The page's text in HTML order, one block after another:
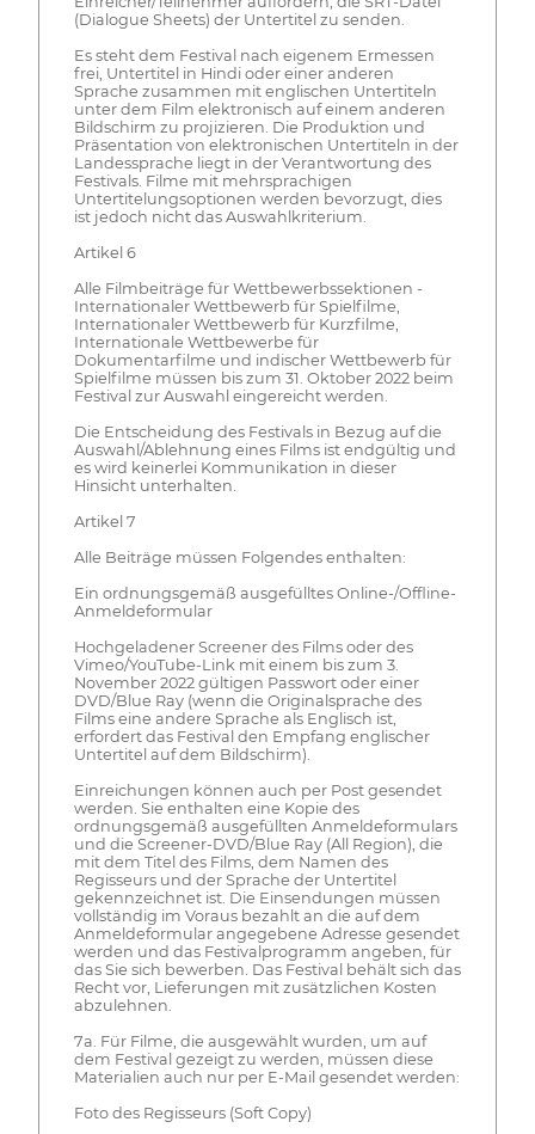
(Dialogue Sheets) der Untertitel zu senden.
Es steht dem Festival nach eigenem Ermessen
frei, Untertitel in Hindi oder einer anderen
Sprache zusammen mit englischen Untertiteln
unter dem Film elektronisch auf einem anderen
Bildschirm zu projizieren. Die Produktion und
Präsentation von elektronischen Untertiteln in der
Landessprache liegt in der Verantwortung des
Festivals. Filme mit mehrsprachigen
Untertitelungsoptionen werden bevorzugt, dies
ist jedoch nicht das Auswahlkriterium.
Artikel 6
Alle Filmbeiträge für Wettbewerbssektionen -
Internationaler Wettbewerb für Spielfilme,
Internationaler Wettbewerb für Kurzfilme,
Internationale Wettbewerbe für
Dokumentarfilme und indischer Wettbewerb für
Spielfilme müssen bis zum 31. Oktober 2022 beim
Festival zur Auswahl eingereicht werden.
Die Entscheidung des Festivals in Bezug auf die
Auswahl/Ablehnung eines Films ist endgültig und
es wird keinerlei Kommunikation in dieser
Hinsicht unterhalten.
Artikel 7
Alle Beiträge müssen Folgendes enthalten:
Ein ordnungsgemäß ausgefülltes Online-/Offline-
Anmeldeformular
Hochgeladener Screener des Films oder des
Vimeo/YouTube-Link mit einem bis zum 3.
November 2022 gültigen Passwort oder einer
DVD/Blue Ray (wenn die Originalsprache des
Films eine andere Sprache als Englisch ist,
erfordert das Festival den Empfang englischer
Untertitel auf dem Bildschirm).
Einreichungen können auch per Post gesendet
werden. Sie enthalten eine Kopie des
ordnungsgemäß ausgefüllten Anmeldeformulars
und die Screener-DVD/Blue Ray (All Region), die
mit dem Titel des Films, dem Namen des
Regisseurs und der Sprache der Untertitel
gekennzeichnet ist. Die Einsendungen müssen
vollständig im Voraus bezahlt an die auf dem
Anmeldeformular angegebene Adresse gesendet
werden und das Festivalprogramm angeben, für
das Sie sich bewerben. Das Festival behält sich das
Recht vor, Lieferungen mit zusätzlichen Kosten
abzulehnen.
7a. Für Filme, die ausgewählt wurden, um auf
dem Festival gezeigt zu werden, müssen diese
Materialien auch nur per E-Mail gesendet werden:
Foto des Regisseurs (Soft Copy)